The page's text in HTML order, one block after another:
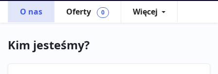
O nas Oferty 0 Więcej
Kim jesteśmy?